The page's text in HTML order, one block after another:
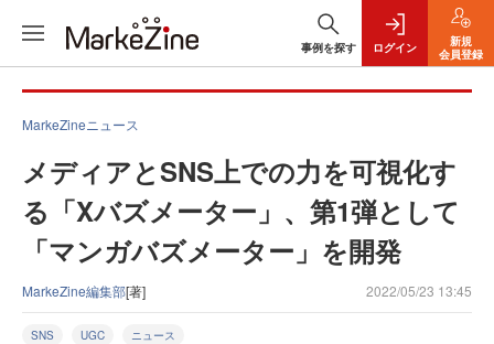
事例を探す ログイン
新規
会員登録
MarkeZineニュース
メディアとSNS上での力を可視化す
る「Xバズメーター」、第1弾として
「マンガバズメーター」を開発
MarkeZine編集部[著] 2022/05/23 13:45
SNS UGC ニュース